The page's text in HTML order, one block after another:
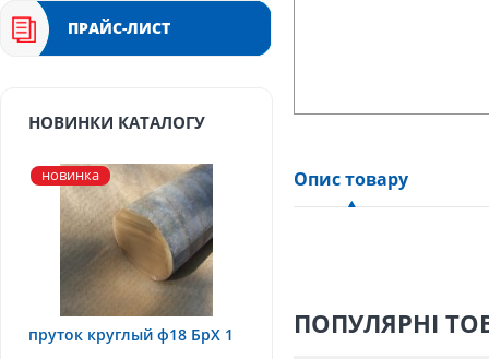
Опис товару
ПОПУЛЯРНІ
ПРАЙС-ЛИСТ
НОВИНКИ КАТАЛОГУ
новинка
пруток круглый ф18 БрХ 1